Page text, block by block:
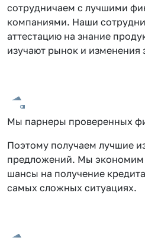
сотрудничаем с лучшими
компаниями. Наши
аттестацию на знание
изучают рынок и изменения
Мы парнеры проверенных
Поэтому получаем лучшие
предложений. Мы
шансы на получение
самых сложных ситуациях.